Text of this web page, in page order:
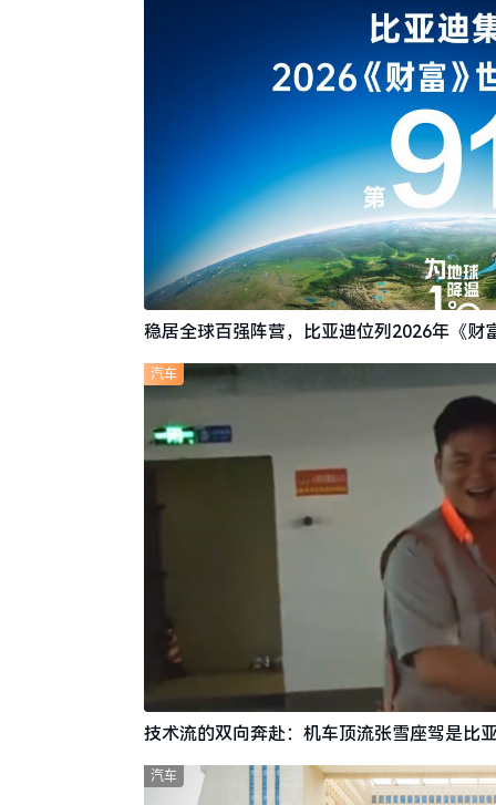
稳居全球百强阵营，比亚迪位列2026年《财
技术流的双向奔赴：机车顶流张雪座驾是比
汽车
汽车